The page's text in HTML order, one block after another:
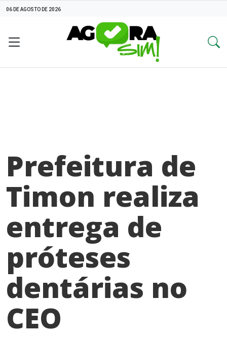
06 DE AGOSTO DE 2026
Prefeitura de
Timon realiza
entrega de
próteses
dentárias no
CEO